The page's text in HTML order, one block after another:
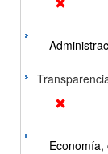
Economía,